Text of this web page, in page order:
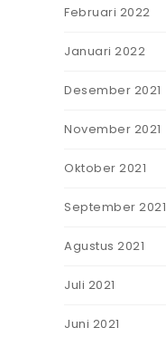
Februari 2022
Januari 2022
Desember 2021
November 2021
Oktober 2021
September 2021
Agustus 2021
Juli 2021
Juni 2021